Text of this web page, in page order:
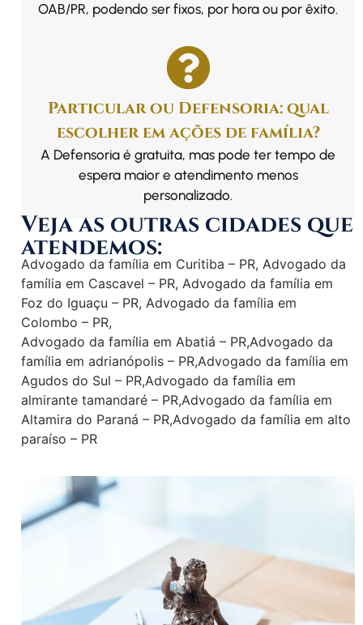
OAB/PR, podendo ser fixos, por hora ou por êxito.
Particular ou Defensoria: qual
escolher em ações de família?
A Defensoria é gratuita, mas pode ter tempo de
espera maior e atendimento menos
personalizado.
Veja as outras cidades que
atendemos:
Advogado da família em Curitiba – PR, Advogado da
família em Cascavel – PR, Advogado da família em
Foz do Iguaçu – PR, Advogado da família em
Colombo – PR,
Advogado da família em Abatiá – PR,Advogado da
família em adrianópolis – PR,Advogado da família em
Agudos do Sul – PR,Advogado da família em
almirante tamandaré – PR,Advogado da família em
Altamira do Paraná – PR,Advogado da família em alto
paraíso – PR